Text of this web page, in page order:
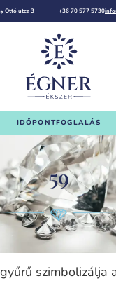
Ottó utca 3 +36 70 577 5730
IDŐPONTFOGLALÁS
59
szimbolizálja